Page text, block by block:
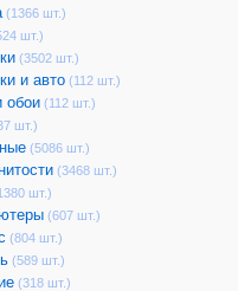
(1366 шт.)
шт.)
(3502 шт.)
и авто (112 шт.)
обои (112 шт.)
шт.)
(5086 шт.)
(3468 шт.)
шт.)
(607 шт.)
(804 шт.)
(589 шт.)
(318 шт.)